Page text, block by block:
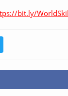
bit.ly/